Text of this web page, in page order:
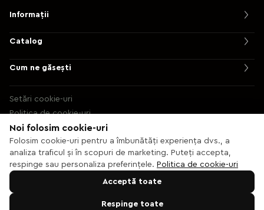
Informații
Catalog
Cum ne găsești
Setări cookie-uri
Politica de cookie-uri
© 2013 – 2026 Ecaterix SRL
Noi folosim cookie-uri
Folosim cookie-uri pentru a îmbunătăți experiența dvs., a
analiza traficul și în scopuri de marketing. Puteți accepta,
respinge sau personaliza preferințele. Politica de cookie-uri
Acceptă toate
Respinge toate